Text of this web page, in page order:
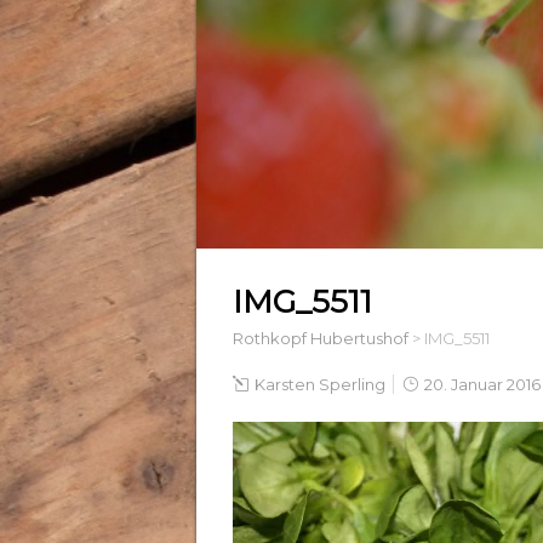
IMG_5511
Rothkopf Hubertushof> IMG_5511
Karsten Sperling 20. Januar 2016